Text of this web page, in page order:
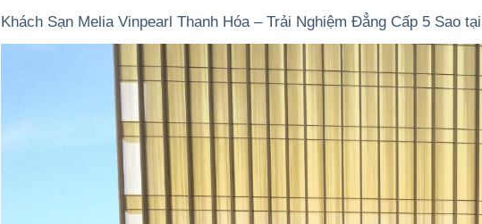
Khách Sạn Melia Vinpearl Thanh Hóa – Trải Nghiệm Đẳng Cấp 5 Sao